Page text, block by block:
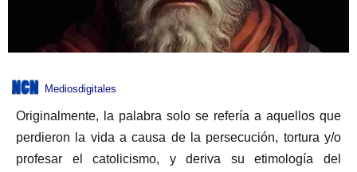
Mediosdigitales
Originalmente, la palabra solo se refería a aquellos que
perdieron la vida a causa de la persecución, tortura y/o
profesar el catolicismo, y deriva su etimología del